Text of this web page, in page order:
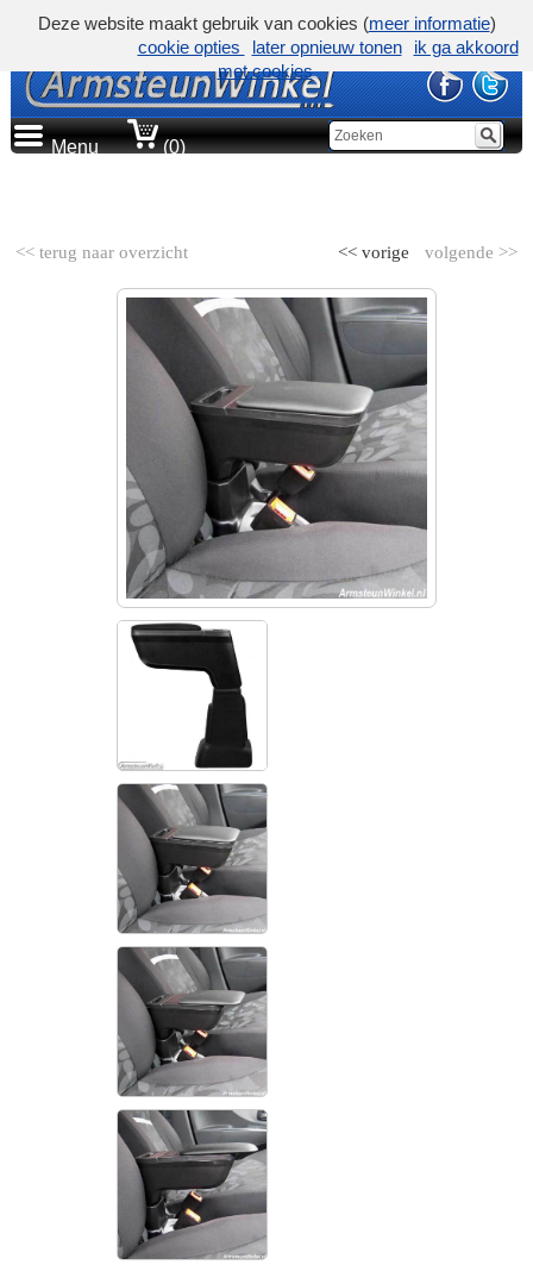
Menu (0)
<< terug naar overzicht volgende >>
<< vorige
Deze website maakt gebruik van cookies (meer informatie)
cookie opties
later opnieuw tonen
ik ga akkoord
met cookies